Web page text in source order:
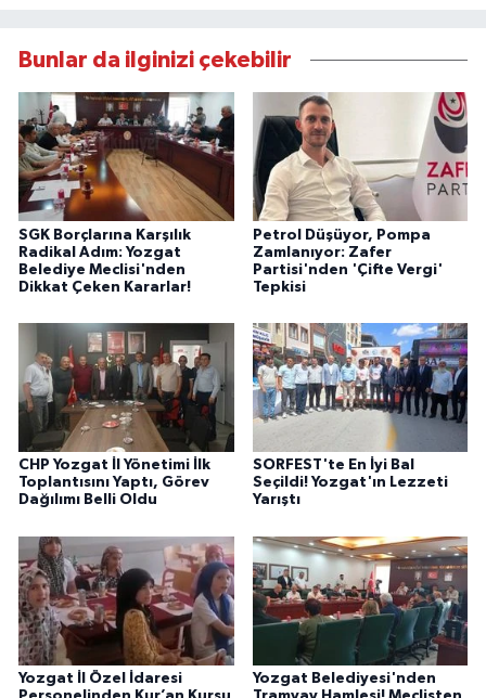
Bunlar da ilginizi çekebilir
SGK Borçlarına Karşılık
Radikal Adım: Yozgat
Belediye Meclisi'nden
Dikkat Çeken Kararlar!
Petrol Düşüyor, Pompa
Zamlanıyor: Zafer
Partisi'nden 'Çifte Vergi'
Tepkisi
CHP Yozgat İl Yönetimi İlk
Toplantısını Yaptı, Görev
Dağılımı Belli Oldu
SORFEST'te En İyi Bal
Seçildi! Yozgat'ın Lezzeti
Yarıştı
Yozgat İl Özel İdaresi
Yozgat Belediyesi'nden